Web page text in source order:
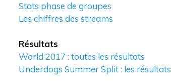
Stats phase de groupes
Les chiffres des streams
Résultats
World 2017 : toutes les résultats
Underdogs Summer Split : les résultats